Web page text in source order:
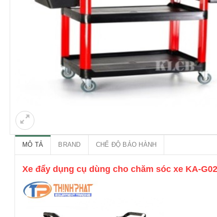
MÔ TẢ BRAND CHẾ ĐỘ BẢO HÀNH
Xe đẩy dụng cụ dùng cho chăm sóc xe KA-